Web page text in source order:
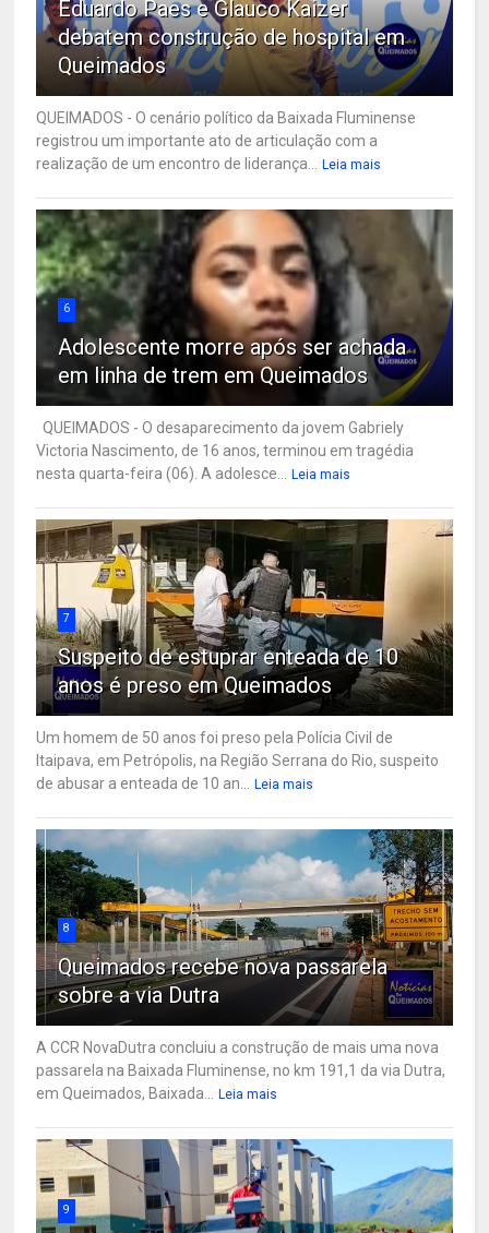
Eduardo Paes e Glauco Kaizer
debatem construção de hospital em
Queimados
QUEIMADOS - O cenário político da Baixada Fluminense
registrou um importante ato de articulação com a
realização de um encontro de liderança...
Leia mais
6
Adolescente morre após ser achada
em linha de trem em Queimados
QUEIMADOS - O desaparecimento da jovem Gabriely
Victoria Nascimento, de 16 anos, terminou em tragédia
nesta quarta-feira (06). A adolesce...
Leia mais
7
Suspeito de estuprar enteada de 10
anos é preso em Queimados
Um homem de 50 anos foi preso pela Polícia Civil de
Itaipava, em Petrópolis, na Região Serrana do Rio, suspeito
de abusar a enteada de 10 an...
Leia mais
8
Queimados recebe nova passarela
sobre a via Dutra
A CCR NovaDutra concluiu a construção de mais uma nova
passarela na Baixada Fluminense, no km 191,1 da via Dutra,
em Queimados, Baixada...
Leia mais
9